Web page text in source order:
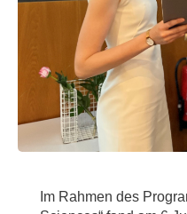
Im Rahmen des